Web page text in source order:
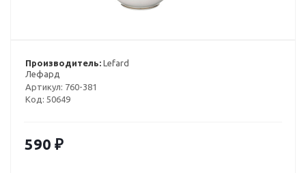
Производитель: Lefard
Лефард
Артикул: 760-381
Код: 50649
590 ₽